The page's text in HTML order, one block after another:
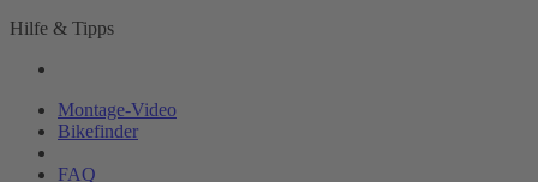
Hilfe & Tipps
Montage-Video
Bikefinder
FAQ